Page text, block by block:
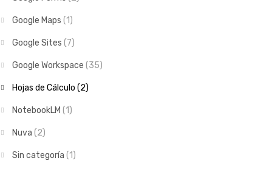
Google Maps (1)
Google Sites (7)
Google Workspace (35)
Hojas de Cálculo (2)
NotebookLM (1)
Nuva (2)
Sin categoría (1)